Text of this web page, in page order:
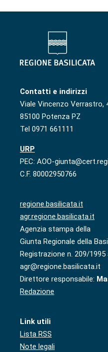
Contatti e indirizzi
Viale Vincenzo Verrastro,
85100 Potenza PZ
Tel 0971 661111
URP
PEC: AOO-
C.F. 80002950766
regione.basilicata.it
agr.regione.basilicata.it
Agenzia stampa della
Giunta Regionale della
Registrazione n. 209/
agr@regione.basilicata.it
Direttore responsabile:
Redazione
Link utili
Lista RSS
Note legali